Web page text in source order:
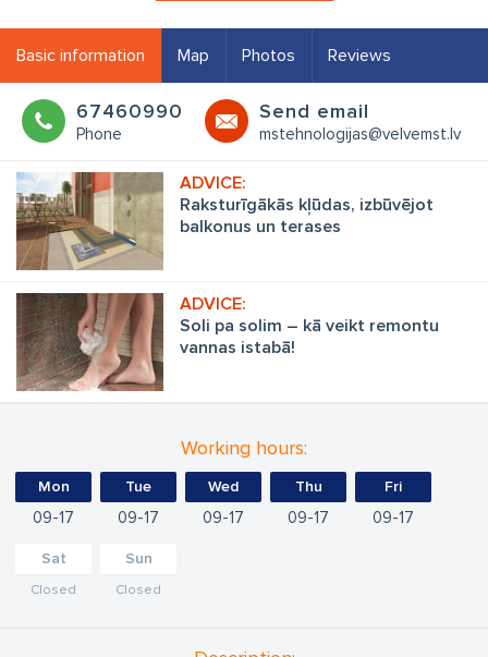
Basic information Map Photos Reviews
67460990
Phone
Send email
mstehnologijas@velvemst.lv
Raksturīgākās kļūdas, izbūvējot
balkonus un terases
Soli pa solim – kā veikt remontu
vannas istabā!
Working hours:
Mon
09 17
Tue
09 17
Wed
09 17
Thu
09 17
Fri
09 17
Sat
Closed
Sun
Closed